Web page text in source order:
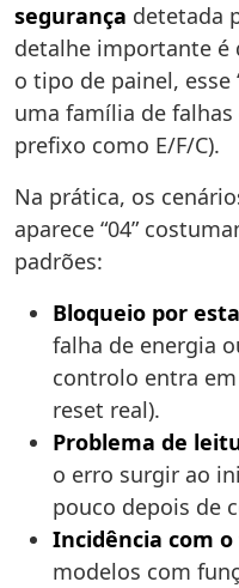
segurança detetada
detalhe importante é
o tipo de painel, esse
uma família de falhas
prefixo como E/F/C).
Na prática, os
aparece “04”
padrões:
Bloqueio por
falha de energia
controlo entra
reset real).
Problema de
o erro surgir ao
pouco depois de
Incidência com
modelos com